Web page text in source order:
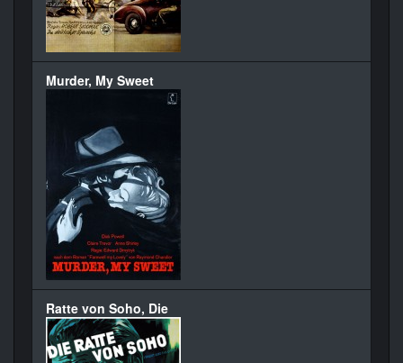
Murder, My Sweet
Ratte von Soho, Die